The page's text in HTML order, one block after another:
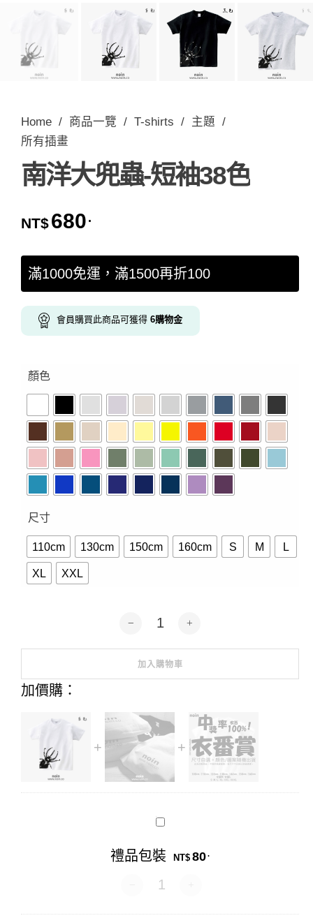
Home / 商品一覽 / T-shirts / 主題 /
所有插畫
南洋大兜蟲-短袖38色
NT$680 .
滿1000免運，滿1500再折100
會員購買此商品可獲得 6購物金
顏色
尺寸
110cm 130cm 150cm 160cm S M L
XL XXL
南洋大兜蟲-短袖38色 數量
加入購物車
Alternative:
加價購：
禮
裝
禮品包裝 NT$ 80.
禮品包裝 數量